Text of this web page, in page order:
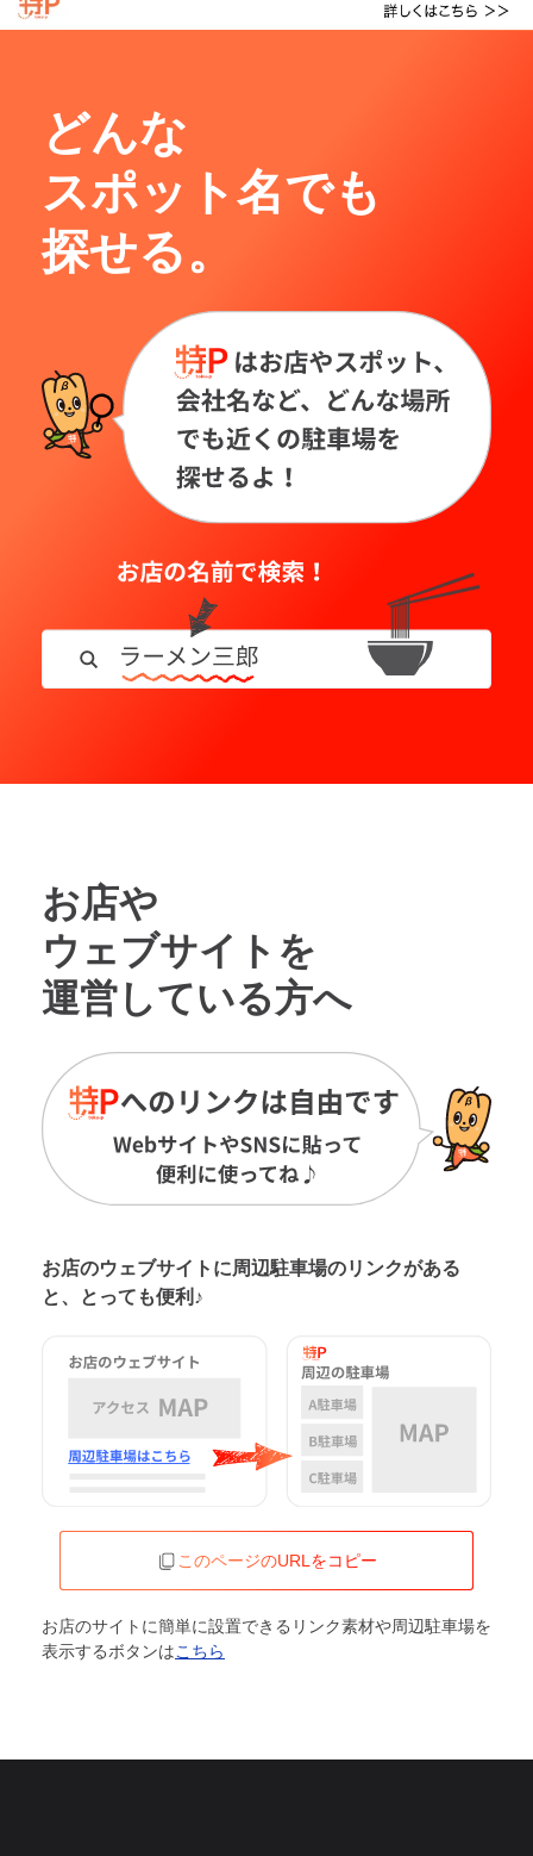
どんな
スポット名でも
探せる。
お店や
ウェブサイトを
運営している方へ
お店のウェブサイトに周辺駐車場のリンクがある
と、とっても便利♪
このページのURLをコピー
お店のサイトに簡単に設置できるリンク素材や周辺駐車場を
表示するボタンはこちら